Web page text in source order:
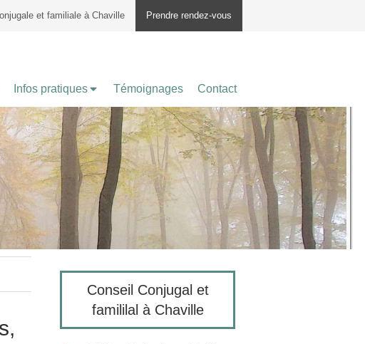
Prendre rendez-vous
et familiale à Chaville
Infos pratiques Témoignages Contact
Conseil Conjugal et
famililal à Chaville